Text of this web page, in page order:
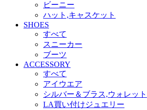
ビーニー
ハット,キャスケット
SHOES
すべて
スニーカー
ブーツ
ACCESSORY
すべて
アイウエア
シルバー＆ブラス,ウォレット
LA買い付けジュエリー